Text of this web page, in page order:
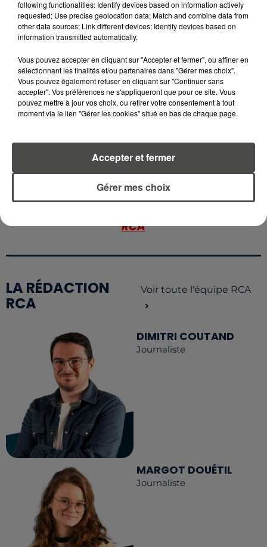
5 août 2026
MOUCHES : LES 5 RÉFLEXES À
ADOPTER POUR ÉVITER
4 août 2026
ÉCLIPSE SOLAIRE DU 12 AOÛT : LA
RUÉE VERS LES LUNETTES DE...
RETROUVEZ TOUTE L'ACTU DE LA RÉGION ET
RECEVEZ LES ALERTES INFOS DE LA RÉDACTION
RCA
LA RÉDACTION
RCA
Voir toute l'équipe RCA
DIMITRI COUTAND
Journaliste
MARGOT DOUÉTIL
Journaliste
following functionalities: Identify devices based on information actively
requested; Use precise geolocation data; Match and combine data from
other data sources; Link different devices; Identify devices based on
information transmitted automatically.
Vous pouvez accepter en cliquant sur "Accepter et fermer", ou affiner en
sélectionnant les finalités et/ou partenaires dans "Gérer mes choix".
Vous pouvez également refuser en cliquant sur "Continuer sans
accepter". Vos préférences ne s'appliqueront que pour ce site. Vous
pouvez mettre à jour vos choix, ou retirer votre consentement à tout
moment via le lien "Gérer les cookies" situé en bas de chaque page.
Gérer mes choix
Accepter et fermer